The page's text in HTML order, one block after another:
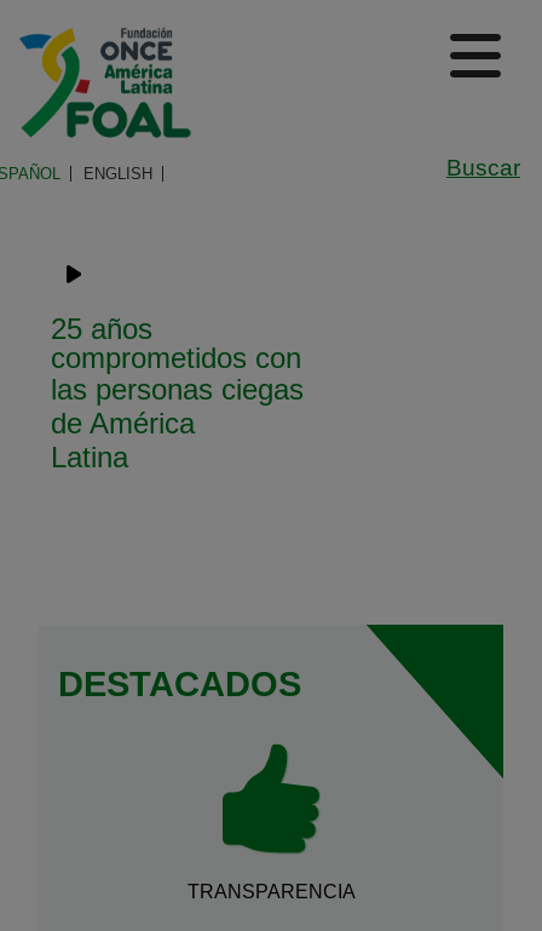
Buscar
Logo de Fundación ONCE
ENGLISH
25 años
comprometidos con
las personas ciegas
de América
Latina
DESTACADOS
TRANSPARENCIA